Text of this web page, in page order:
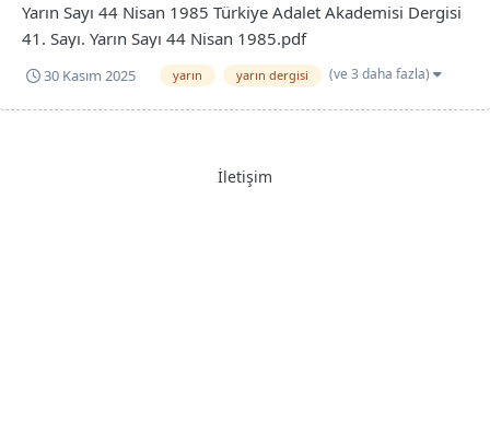
Yarın Sayı 44 Nisan 1985 Türkiye Adalet Akademisi Dergisi
41. Sayı. Yarın Sayı 44 Nisan 1985.pdf
30 Kasım 2025 yarın yarın dergisi (ve 3 daha fazla)
İletişim